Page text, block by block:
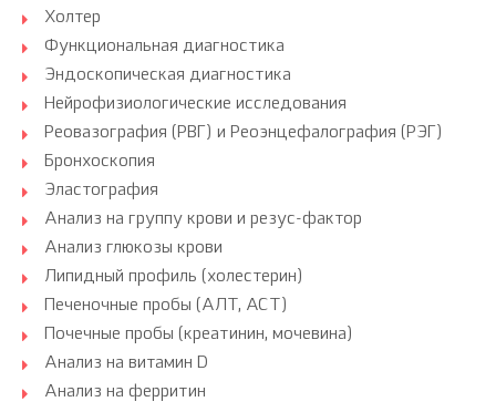
Холтер
Функциональная диагностика
Эндоскопическая диагностика
Нейрофизиологические исследования
Реовазография (РВГ) и Реоэнцефалография (РЭГ)
Бронхоскопия
Эластография
Анализ на группу крови и резус-фактор
Анализ глюкозы крови
Липидный профиль (холестерин)
Печеночные пробы (АЛТ, АСТ)
Почечные пробы (креатинин, мочевина)
Анализ на витамин D
Анализ на ферритин